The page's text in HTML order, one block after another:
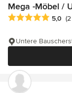
Mega -Möbel /
Durchschnittliche
5,0
Untere